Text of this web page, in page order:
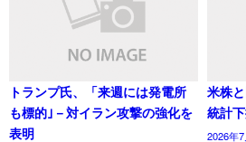
トランプ氏、「来週には発電所
も標的｣－対イラン攻撃の強化を
表明
米株
統計
2026年